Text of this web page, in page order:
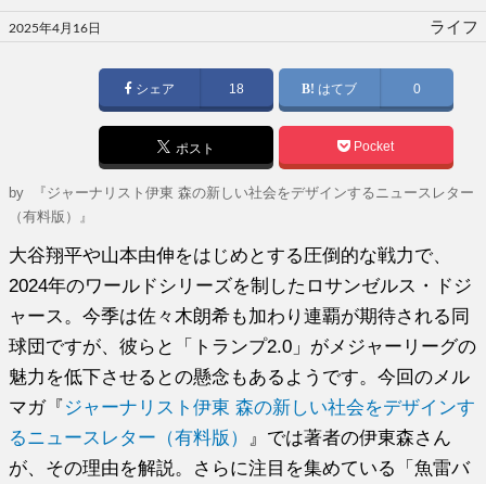
投
稿
2025年4月16日 ライフ
シェア 18 はてブ 0
ポスト Pocket
by
『ジャーナリスト伊東 森の新しい社会をデザインするニュースレター
（有料版）』
大谷翔平や山本由伸をはじめとする圧倒的な戦力で、
2024年のワールドシリーズを制したロサンゼルス・ドジ
ャース。今季は佐々木朗希も加わり連覇が期待される同
球団ですが、彼らと「トランプ2.0」がメジャーリーグの
魅力を低下させるとの懸念もあるようです。今回のメル
マガ『 ジャーナリスト伊東 森の新しい社会をデザインす
るニュースレター（有料版）
』では著者の伊東森さん
が、その理由を解説。さらに注目を集めている「魚雷バ